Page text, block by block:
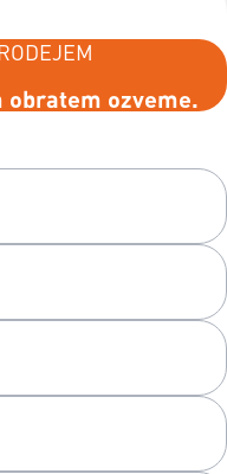
obratem ozveme.